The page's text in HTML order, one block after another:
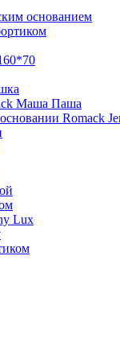
основанием
Маша Паша
Romack
Lux